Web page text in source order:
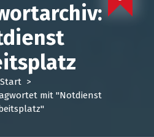
Start>
mit "Notdienst